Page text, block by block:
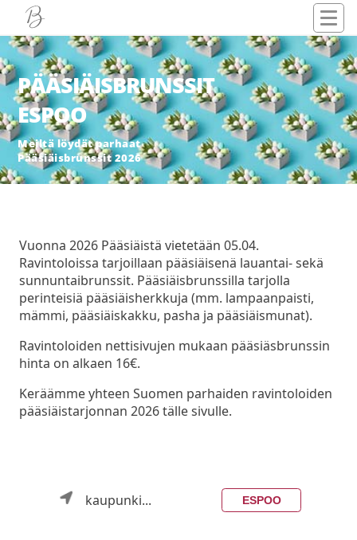
PÄÄSIÄISBRUNSSIT
ESPOO
Meiltä löydät parhaat
Pääsiäisbrunssit 2026
Vuonna 2026 Pääsiäistä vietetään 05.04.
Ravintoloissa tarjoillaan pääsiäisenä lauantai- sekä
sunnuntaibrunssit. Pääsiäisbrunssilla tarjolla
perinteisiä pääsiäisherkkuja (mm. lampaanpaisti,
mämmi, pääsiäiskakku, pasha ja pääsiäismunat).
Ravintoloiden nettisivujen mukaan pääsiäsbrunssin
hinta on alkaen 16€.
Keräämme yhteen Suomen parhaiden ravintoloiden
pääsiäistarjonnan 2026 tälle sivulle.
kaupunki... ESPOO